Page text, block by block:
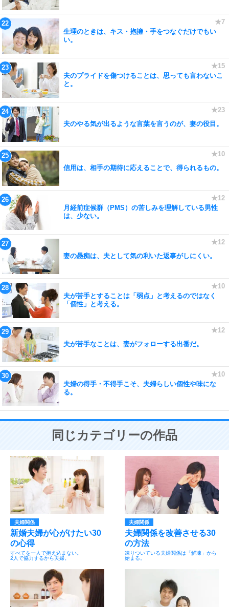
生理のときは、キス・抱擁・手をつなぐだけでもい
い。
夫のプライドを傷つけることは、思っても言わないこ
と。
夫のやる気が出るような言葉を言うのが、妻の役目。
信用は、相手の期待に応えることで、得られるもの。
月経前症候群（PMS）の苦しみを理解している男性
は、少ない。
妻の愚痴は、夫として気の利いた返事がしにくい。
夫が苦手とすることは「弱点」と考えるのではなく
「個性」と考える。
夫が苦手なことは、妻がフォローする出番だ。
夫婦の得手・不得手こそ、夫婦らしい個性や味にな
る。
同じカテゴリーの作品
夫婦関係
新婚夫婦が心がけたい30
の心得
すべてを一人で抱え込まない。
2人で協力するから夫婦。
夫婦関係
夫婦関係を改善させる30
の方法
凍りついている夫婦関係は「解凍」から
始まる。